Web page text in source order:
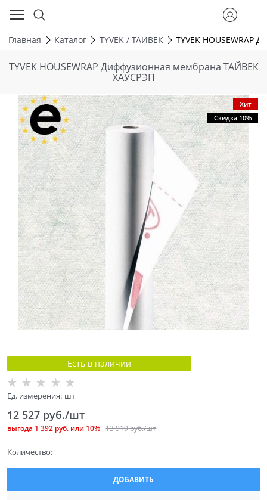
Главная Каталог TYVEK / ТАЙВЕК TYVEK
TYVEK HOUSEWRAP Диффузионная мембрана ТАЙВЕК
ХАУСРЭП
Хит
Скидка 10%
Есть в наличии
Ед. измерения: шт
13 919 руб./шт
12 527 руб./шт
выгода 1 392 руб. или 10%
Количество:
ДОБАВИТЬ